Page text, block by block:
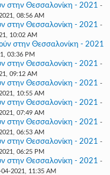
στην Θεσσαλονίκη - 2021 -
08:56 AM
στην Θεσσαλονίκη - 2021 -
10:02 AM
στην Θεσσαλονίκη - 2021
03:36 PM
στην Θεσσαλονίκη - 2021 -
09:12 AM
στην Θεσσαλονίκη - 2021 -
10:55 AM
στην Θεσσαλονίκη - 2021 -
07:49 AM
στην Θεσσαλονίκη - 2021 -
06:53 AM
στην Θεσσαλονίκη - 2021 -
06:25 PM
στην Θεσσαλονίκη - 2021 -
2021, 11:35 AM